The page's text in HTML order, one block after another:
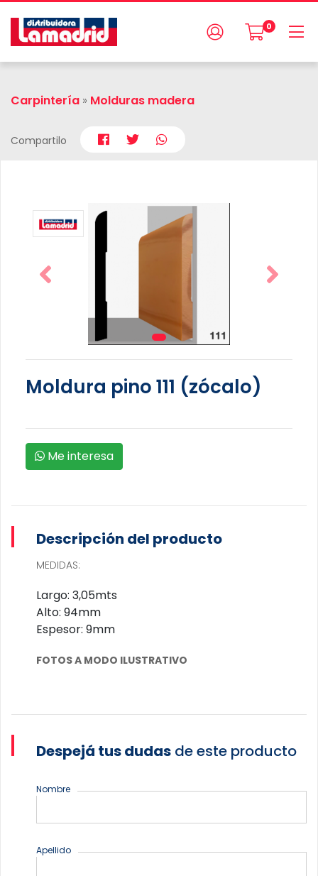
0
Carpintería » Molduras madera
Compartilo
Moldura pino 111 (zócalo)
Me interesa
Descripción del producto
MEDIDAS:
Largo: 3,05mts
Alto: 94mm
Espesor: 9mm
FOTOS A MODO ILUSTRATIVO
Despejá tus dudas de este producto
Nombre
Apellido